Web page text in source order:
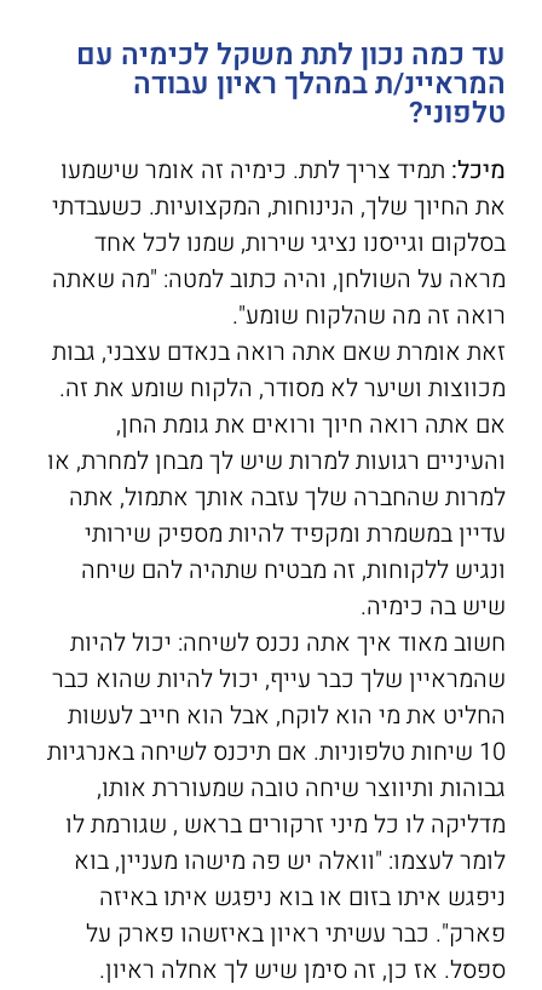
עד כמה נכון לתת משקל לכימיה עם
המראיינ/ת במהלך ראיון עבודה
טלפוני?
מיכל: תמיד צריך לתת. כימיה זה אומר שישמעו
את החיוך שלך, הנינוחות, המקצועיות. כשעבדתי
בסלקום וגייסנו נציגי שירות, שמנו לכל אחד
מראה על השולחן, והיה כתוב למטה: "מה שאתה
רואה זה מה שהלקוח שומע".
זאת אומרת שאם אתה רואה בנאדם עצבני, גבות
מכווצות ושיער לא מסודר, הלקוח שומע את זה.
אם אתה רואה חיוך ורואים את גומת החן,
והעיניים רגועות למרות שיש לך מבחן למחרת, או
למרות שהחברה שלך עזבה אותך אתמול, אתה
עדיין במשמרת ומקפיד להיות מספיק שירותי
ונגיש ללקוחות, זה מבטיח שתהיה להם שיחה
שיש בה כימיה.
חשוב מאוד איך אתה נכנס לשיחה: יכול להיות
שהמראיין שלך כבר עייף, יכול להיות שהוא כבר
החליט את מי הוא לוקח, אבל הוא חייב לעשות
10 שיחות טלפוניות. אם תיכנס לשיחה באנרגיות
גבוהות ותיווצר שיחה טובה שמעוררת אותו,
מדליקה לו כל מיני זרקורים בראש , שגורמת לו
לומר לעצמו: "וואלה יש פה מישהו מעניין, בוא
ניפגש איתו בזום או בוא ניפגש איתו באיזה
פארק". כבר עשיתי ראיון באיזשהו פארק על
ספסל. אז כן, זה סימן שיש לך אחלה ראיון.